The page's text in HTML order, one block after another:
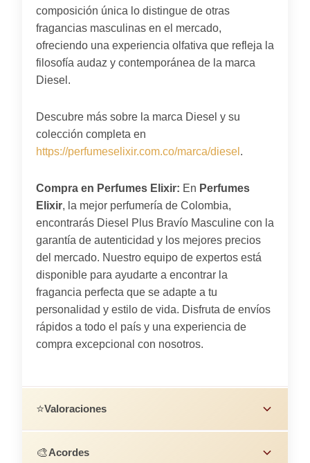
composición única lo distingue de otras
fragancias masculinas en el mercado,
ofreciendo una experiencia olfativa que refleja la
filosofía audaz y contemporánea de la marca
Diesel.
Descubre más sobre la marca Diesel y su
colección completa en
https://perfumeselixir.com.co/marca/diesel .
Compra en Perfumes Elixir: En Perfumes
Elixir, la mejor perfumería de Colombia,
encontrarás Diesel Plus Bravío Masculine con la
garantía de autenticidad y los mejores precios
del mercado. Nuestro equipo de expertos está
disponible para ayudarte a encontrar la
fragancia perfecta que se adapte a tu
personalidad y estilo de vida. Disfruta de envíos
rápidos a todo el país y una experiencia de
compra excepcional con nosotros.
⭐Valoraciones
🎨Acordes